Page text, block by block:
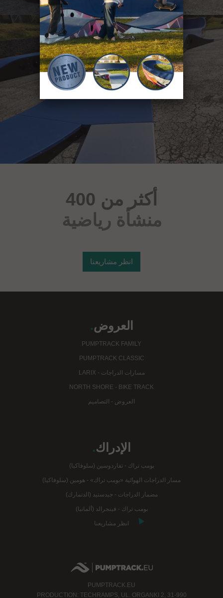
أكثر من 400
منشأة رياضية
انظر مشاريعنا
العروض.
PUMPTRACK FAMILY
PUMPTRACK CLASSIC
مسارات الدراجات - LARIX
NORTH SHORE - BIKE TRACK
العروض - التصاميم
الإدراك.
بومب تراك - تفاردوسين (سلوفاكيا)
مسار الدراجات الهوائية «بومب تراك» - هومين (سلوفاكيا)
مضمار الدراجات - جيدستيد (الدنمارك)
بومب تراك - فينجرالد (ألمانيا)
انظر مشاريعنا
PUMPTRACK.EU
PRODUCTION: TECHRAMPS, UL. ORGANKI 2, 31-990